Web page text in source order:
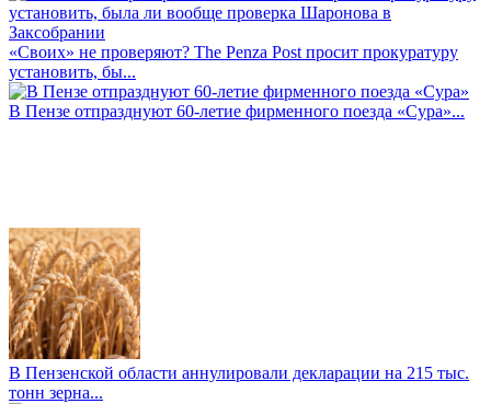
«Своих» не проверяют? The Penza Post просит прокуратуру
установить, бы...
В Пензе отпразднуют 60-летие фирменного поезда «Сура»...
В Пензенской области аннулировали декларации на 215 тыс.
тонн зерна...